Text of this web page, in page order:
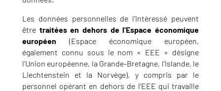
Les données personnelles de l’intéressé peuvent
être traitées en dehors de l’Espace économique
européen (Espace économique européen,
également connu sous le nom « EEE » désigne
l’Union européenne, la Grande-Bretagne, l’Islande, le
Liechtenstein et la Norvège), y compris par le
personnel opérant en dehors de l’EEE qui travaille